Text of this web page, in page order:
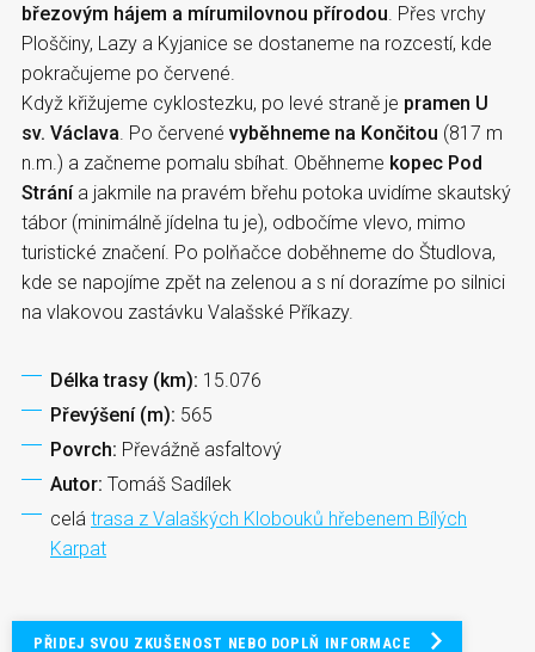
březovým hájem a mírumilovnou přírodou . Přes vrchy
Ploščiny, Lazy a Kyjanice se dostaneme na rozcestí, kde
pokračujeme po červené.
Když křižujeme cyklostezku, po levé straně je pramen U
sv. Václava . Po červené vyběhneme na Končitou (817 m
n.m.) a začneme pomalu sbíhat. Oběhneme kopec Pod
Stránía jakmile na pravém břehu potoka uvidíme skautský
tábor (minimálně jídelna tu je), odbočíme vlevo, mimo
turistické značení. Po polňačce doběhneme do Študlova,
kde se napojíme zpět na zelenou a s ní dorazíme po silnici
na vlakovou zastávku Valašské Příkazy.
Délka trasy (km): 15.076
Převýšení (m): 565
Povrch: Převážně asfaltový
Autor: Tomáš Sadílek
celá trasa z Valaškých Klobouků hřebenem Bílých
Karpat
PŘIDEJ SVOU ZKUŠENOST NEBO DOPLŇ INFORMACE